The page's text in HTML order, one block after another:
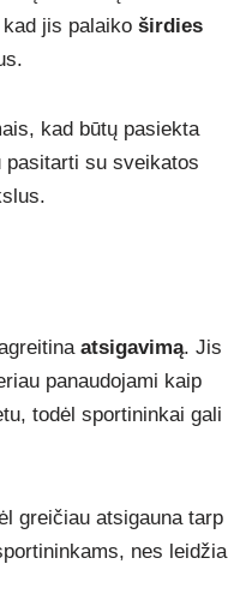
jis palaiko širdies
kad būtų pasiekta
pasitarti su sveikatos
atsigavimą. Jis
panaudojami kaip
todėl sportininkai gali
greičiau atsigauna tarp
nes leidžia